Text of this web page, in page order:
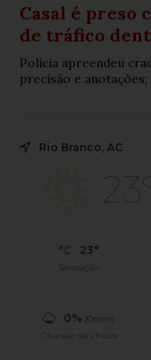
Casal é preso
de tráfico
Polícia apreendeu
precisão e
Rio Branco, AC
23°
23°
Sensação
0% (0mm)
Chance de chuva